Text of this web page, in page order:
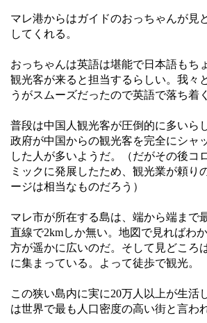
マレ港からはガイドのおっちゃんが見
してくれる。
おっちゃんは英語は堪能で日本語もち
観光客が来ると担当するらしい。我々
うがスムーズだったので英語で落ち着く
普段は中国人観光客が圧倒的に多いら
政府が中国からの観光客を完全にシャ
した人が多いようだ。（だがその後コ
ミックに発展したため、観光業が頼り
ージは相当なものだろう）
マレ市が所在する島は、端から端まで
直線で2kmしか無い。地図で見ればわ
方が遥かに広いのだ。そして見どころ
に集まっている。よって徒歩で観光。
この狭い島内に実に20万人以上が生活
は世界で最も人口密度の高い街と言わ